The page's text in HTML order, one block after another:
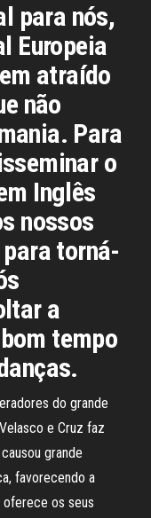
para nós,
Europeia
atraído
não
Para
o
Inglês
nossos
torná-
a
tempo
do grande
e Cruz faz
grande
favorecendo a
oferece os seus